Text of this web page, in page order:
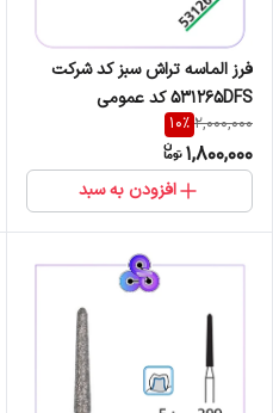
فرز الماسه تراش سبز کد شرکت
531265DFS کد عمومی
836/110/016
2,000,000
10%
1,800,000
افزودن به سبد